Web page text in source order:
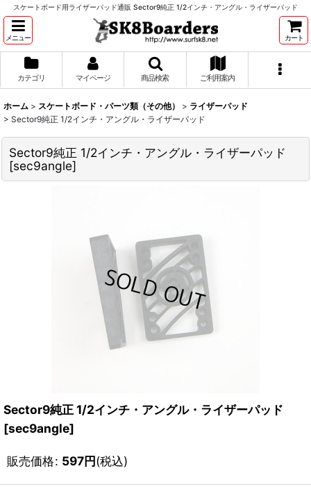
スケートボード用ライザーパッド通販 Sector9純正 1/2インチ・アングル・ライザーパッド
メニュー カート
カテゴリ マイページ 商品検索 ご利用案内
ホーム > スケートボード・パーツ類（その他） > ライザーパッド
> Sector9純正 1/2インチ・アングル・ライザーパッド
Sector9純正 1/2インチ・アングル・ライザーパッド
[sec9angle]
Sector9純正 1/2インチ・アングル・ライザーパッド
[sec9angle]
販売価格: 597円(税込)